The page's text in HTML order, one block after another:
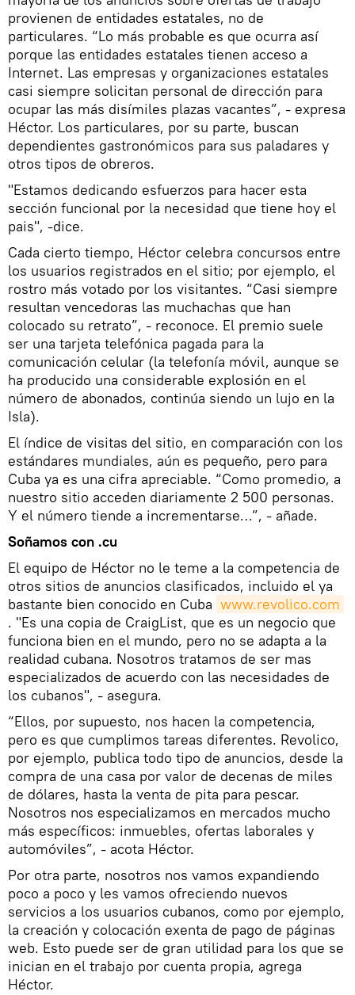
provienen de entidades estatales, no de
particulares. “Lo más probable es que ocurra así
porque las entidades estatales tienen acceso a
Internet. Las empresas y organizaciones estatales
casi siempre solicitan personal de dirección para
ocupar las más disímiles plazas vacantes”, - expresa
Héctor. Los particulares, por su parte, buscan
dependientes gastronómicos para sus paladares y
otros tipos de obreros.
"Estamos dedicando esfuerzos para hacer esta
sección funcional por la necesidad que tiene hoy el
pais", -dice.
Cada cierto tiempo, Héctor celebra concursos entre
los usuarios registrados en el sitio; por ejemplo, el
rostro más votado por los visitantes. “Casi siempre
resultan vencedoras las muchachas que han
colocado su retrato”, - reconoce. El premio suele
ser una tarjeta telefónica pagada para la
comunicación celular (la telefonía móvil, aunque se
ha producido una considerable explosión en el
número de abonados, continúa siendo un lujo en la
Isla).
El índice de visitas del sitio, en comparación con los
estándares mundiales, aún es pequeño, pero para
Cuba ya es una cifra apreciable. “Como promedio, a
nuestro sitio acceden diariamente 2 500 personas.
Y el número tiende a incrementarse…”, - añade.
Soñamos con .cu
El equipo de Héctor no le teme a la competencia de
otros sitios de anuncios clasificados, incluido el ya
bastante bien conocido en Cuba www.revolico.com
. "Es una copia de CraigList, que es un negocio que
funciona bien en el mundo, pero no se adapta a la
realidad cubana. Nosotros tratamos de ser mas
especializados de acuerdo con las necesidades de
los cubanos", - asegura.
“Ellos, por supuesto, nos hacen la competencia,
pero es que cumplimos tareas diferentes. Revolico,
por ejemplo, publica todo tipo de anuncios, desde la
compra de una casa por valor de decenas de miles
de dólares, hasta la venta de pita para pescar.
Nosotros nos especializamos en mercados mucho
más específicos: inmuebles, ofertas laborales y
automóviles”, - acota Héctor.
Por otra parte, nosotros nos vamos expandiendo
poco a poco y les vamos ofreciendo nuevos
servicios a los usuarios cubanos, como por ejemplo,
la creación y colocación exenta de pago de páginas
web. Esto puede ser de gran utilidad para los que se
inician en el trabajo por cuenta propia, agrega
Héctor.